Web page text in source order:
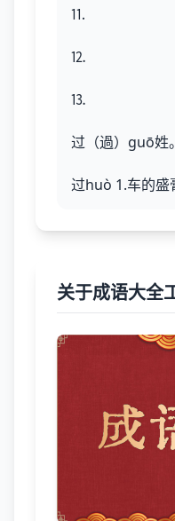
⒒
⒓
⒔
过（過）guō姓。
过huò 1.车的盛
关于成语大全